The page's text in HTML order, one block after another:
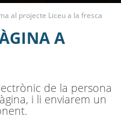
al projecte Liceu a la fresca
A
de la persona
i li enviarem un